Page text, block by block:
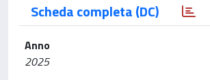
Scheda completa (DC)
Anno
2025